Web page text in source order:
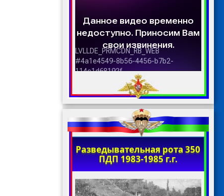
Разведывательная рота 350
ПДП 1983-1985 г.г.